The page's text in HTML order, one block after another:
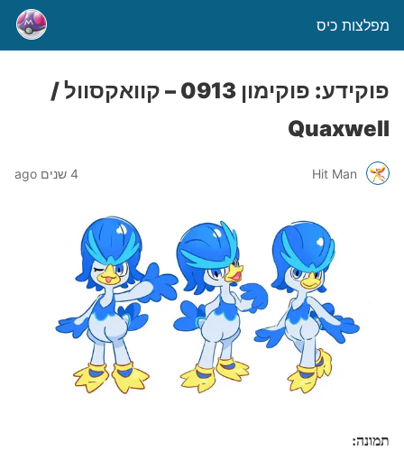
מפלצות כיס
פוקידע: פוקימון 0913 – קוואקסוול /
Quaxwell
Hit Man 4 שנים ago
תמונה: